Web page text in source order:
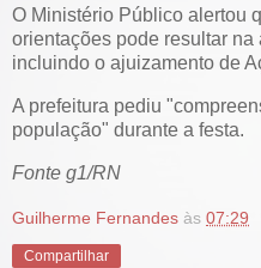
O Ministério Público alertou
orientações pode resultar
incluindo o ajuizamento de
A prefeitura pediu
população" durante a festa.
Fonte g1/RN
Guilherme Fernandes às 07:29
Compartilhar